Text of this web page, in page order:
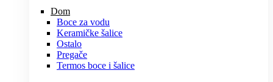
Dom
Boce za vodu
Keramičke šalice
Ostalo
Pregače
Termos boce i šalice